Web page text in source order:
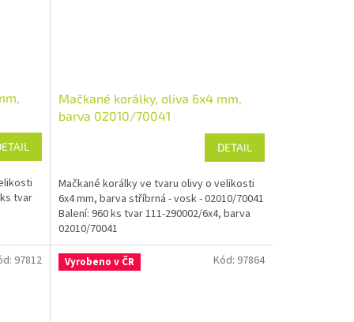
tvar
Mačkané korálky, oliva 6x4 mm,
barva 02010/70041
DETAIL
Mačkané korálky ve tvaru olivy o velikosti
6x4 mm, barva stříbrná - vosk - 02010/70041
Balení: 960 ks tvar 111-290002/6x4, barva
02010/70041
97812 Vyrobeno v ČR Kód: 97864